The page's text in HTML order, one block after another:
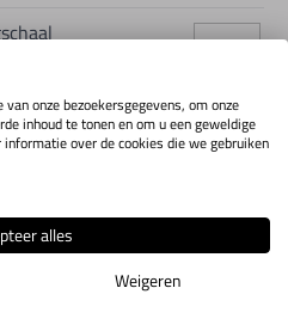
onze bezoekersgegevens, om onze
inhoud te tonen en om u een geweldige
over de cookies die we gebruiken
alles
Weigeren